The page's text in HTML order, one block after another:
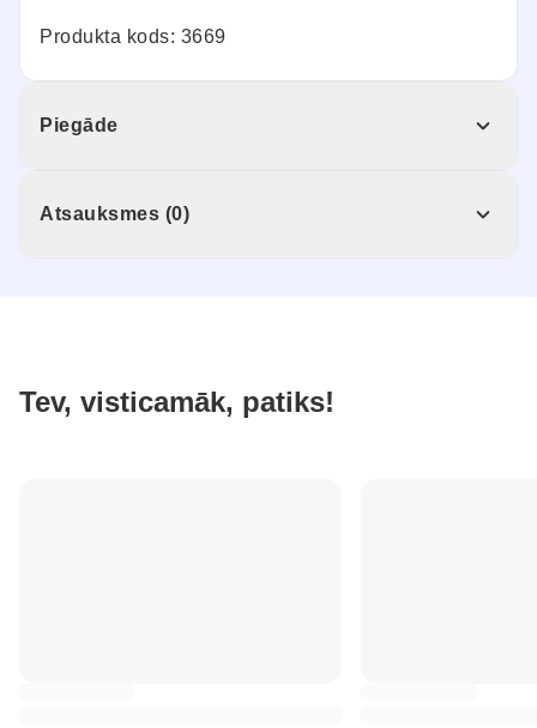
Produkta kods: 3669
Piegāde
Atsauksmes (0)
Tev, visticamāk, patiks!